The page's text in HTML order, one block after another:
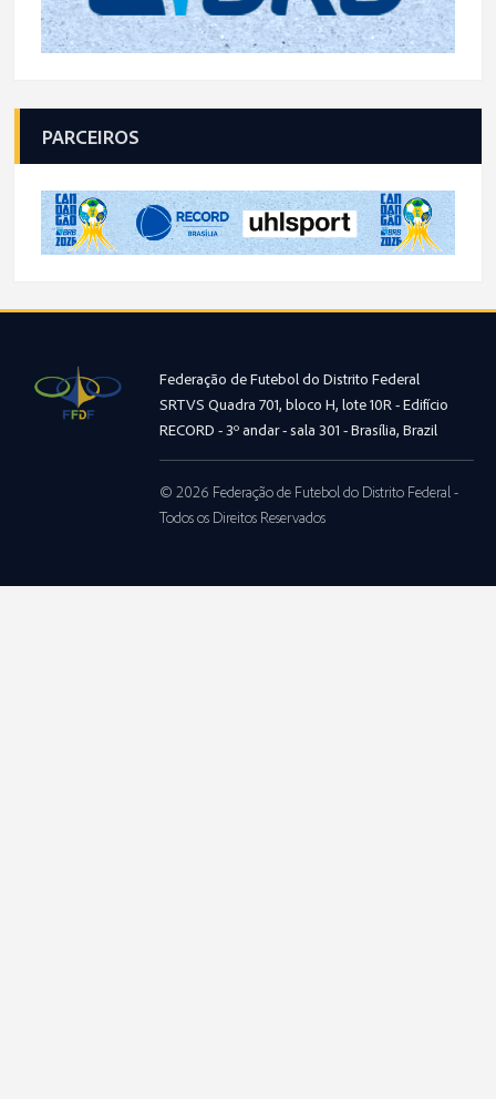
PARCEIROS
Federação de Futebol do Distrito Federal
SRTVS Quadra 701, bloco H, lote 10R - Edifício
RECORD - 3º andar - sala 301 - Brasília, Brazil
© 2026 Federação de Futebol do Distrito Federal -
Todos os Direitos Reservados